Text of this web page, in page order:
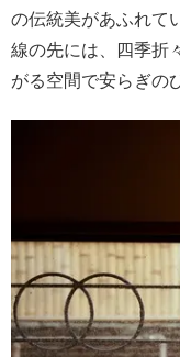
の伝統美があふれて
線の先には、四季折
がる空間で安らぎの